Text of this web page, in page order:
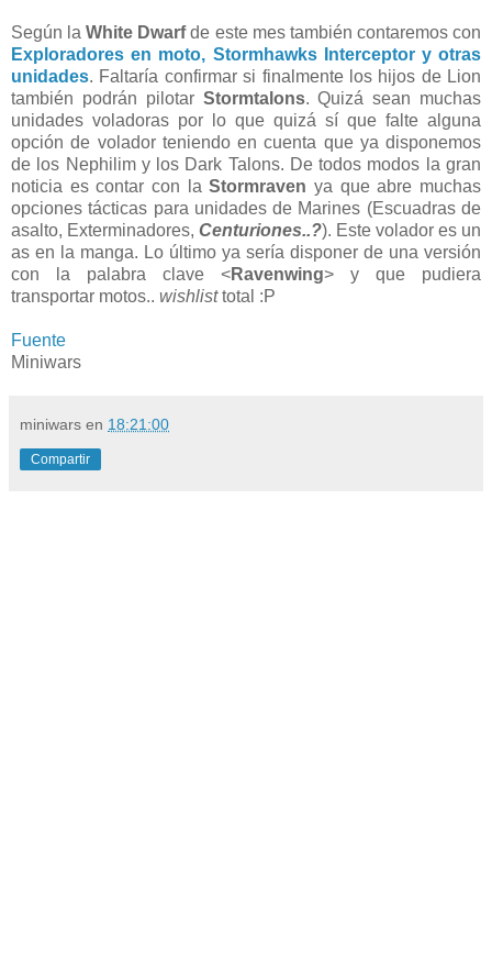
Según laWhite Dwarfde este mes también contaremos con
Exploradores en moto, Stormhawks Interceptor y otras
unidades. Faltaría confirmar si finalmente los hijos de Lion
también podrán pilotar Stormtalons. Quizá sean muchas
unidades voladoras por lo que quizá sí que falte alguna
opción de volador teniendo en cuenta que ya disponemos
de los Nephilim y los Dark Talons. De todos modos la gran
noticia es contar con laStormraven ya que abre muchas
opciones tácticas para unidades de Marines (Escuadras de
asalto, Exterminadores, Centuriones..?). Este volador es un
as en la manga. Lo último ya sería disponer de una versión
con la palabra clave <Ravenwing> y que pudiera
transportar motos.. wishlisttotal :P
Fuente
Miniwars
miniwars en 18:21:00
Compartir